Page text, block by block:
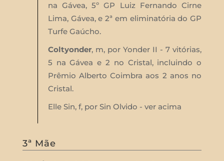
na Gávea, 5º GP Luiz Fernando Cirne
Lima, Gávea, e 2ª em eliminatória do GP
Turfe Gaúcho.
Coltyonder, m, por Yonder II - 7 vitórias,
5 na Gávea e 2 no Cristal, incluindo o
Prêmio Alberto Coimbra aos 2 anos no
Cristal.
Elle Sin, f, por Sin Olvido - ver acima
3ª Mãe